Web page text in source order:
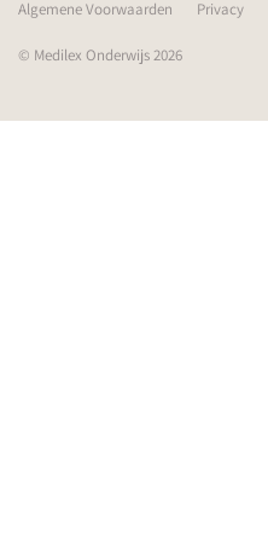
Algemene Voorwaarden Privacy
© Medilex Onderwijs 2026